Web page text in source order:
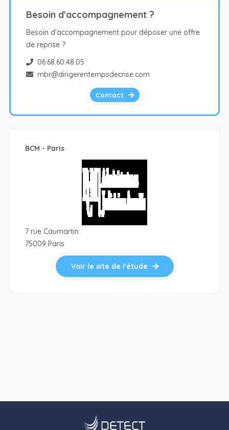
Besoin d'accompagnement ?
Besoin d’accompagnement pour déposer une offre
de reprise ?
06.68.60.48.05
mbr@dirigerentempsdecrise.com
Contact
BCM - Paris
7 rue Caumartin
75009 Paris
Voir le site de l'étude